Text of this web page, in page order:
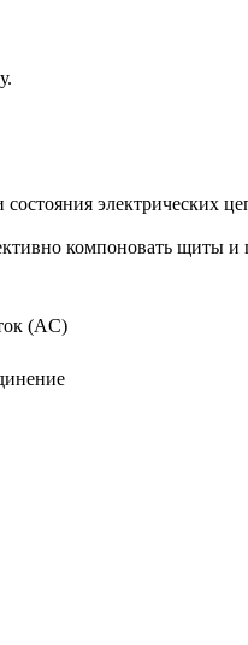
компоновать щиты и
(AC)